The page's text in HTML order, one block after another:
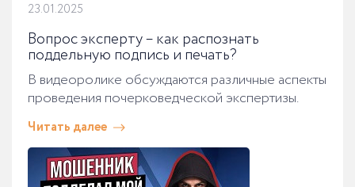
23.01.2025
Вопрос эксперту – как распознать
поддельную подпись и печать?
В видеоролике обсуждаются различные аспекты
проведения почерковедческой экспертизы.
Читать далее